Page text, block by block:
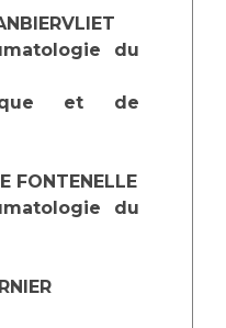
du
et de
FONTENELLE
du